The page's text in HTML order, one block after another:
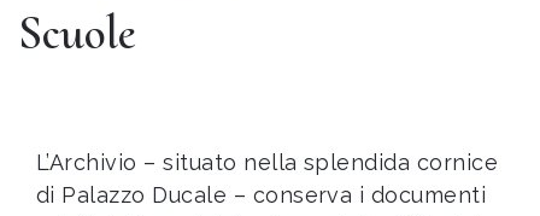
Scuole
L’Archivio – situato nella splendida cornice
di Palazzo Ducale – conserva i documenti